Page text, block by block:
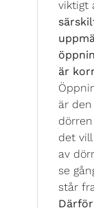
viktigt
är
är
det
av
se
står